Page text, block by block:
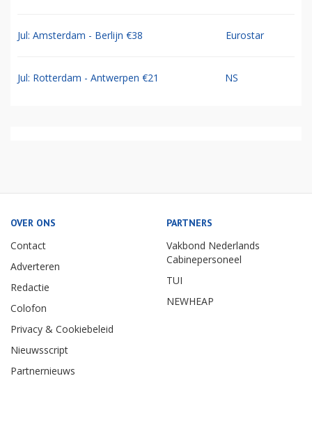
Jul: Amsterdam - Berlijn €38 Eurostar
Jul: Rotterdam - Antwerpen €21 NS
OVER ONS
Contact
Adverteren
Redactie
Colofon
Privacy & Cookiebeleid
Nieuwsscript
Partnernieuws
PARTNERS
Vakbond Nederlands
Cabinepersoneel
TUI
NEWHEAP